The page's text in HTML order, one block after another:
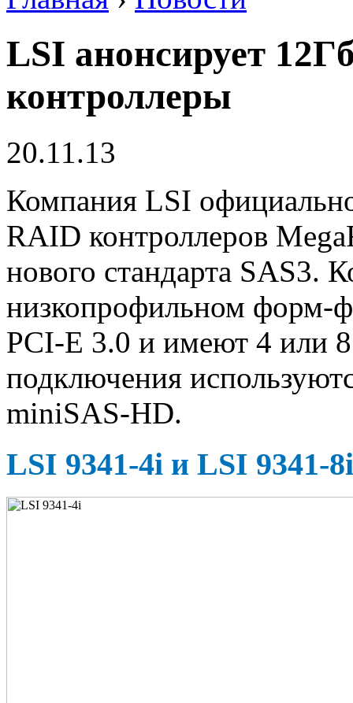
LSI анонсирует
контроллеры
20.11.13
Компания LSI
RAID контроллеров
нового стандарта SAS3.
низкопрофильном форм-
PCI-E 3.0 и имеют 4 или
подключения
miniSAS-HD.
LSI 9341-4i и LSI 9341-8i